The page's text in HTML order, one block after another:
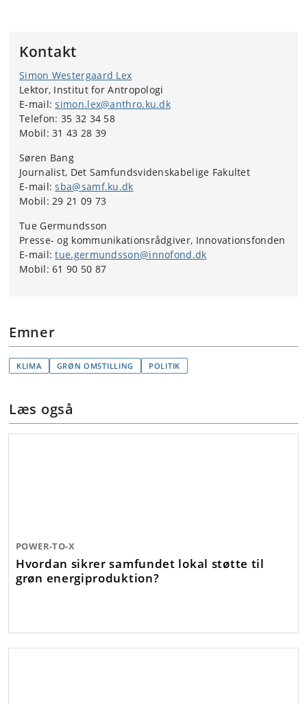
Kontakt
Simon Westergaard Lex
Lektor, Institut for Antropologi
E-mail:simon.lex@anthro.ku.dk
Telefon: 35 32 34 58
Mobil: 31 43 28 39
Søren Bang
Journalist, Det Samfundsvidenskabelige Fakultet
E-mail:sba@samf.ku.dk
Mobil: 29 21 09 73
Tue Germundsson
Presse- og kommunikationsrådgiver, Innovationsfonden
E-mail:tue.germundsson@innofond.dk
Mobil: 61 90 50 87
Emner
KLIMA GRØN OMSTILLING POLITIK
Læs også
POWER-TO-X
Hvordan sikrer samfundet lokal støtte til
grøn energiproduktion?